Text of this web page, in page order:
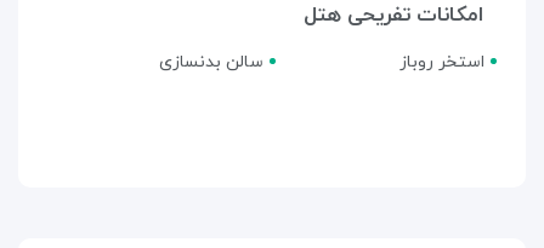
امکانات تفریحی هتل
استخر روباز سالن بدنسازی